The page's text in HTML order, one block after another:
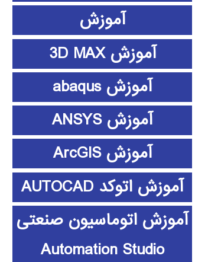
آموزش
آموزش 3D MAX
آموزش abaqus
آموزش ANSYS
آموزش ArcGIS
آموزش اتوکد AUTOCAD
آموزش اتوماسیون صنعتی
Automation Studio